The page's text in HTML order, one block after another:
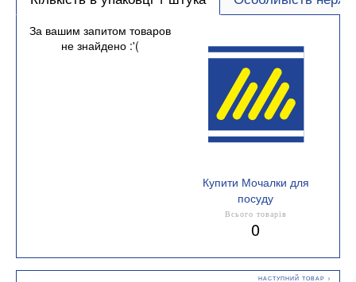
За вашим запитом товаров
не знайдено :'(
Купити Мочалки для
посуду
Кількість в упаковці 1
штука
Всього товарів
0